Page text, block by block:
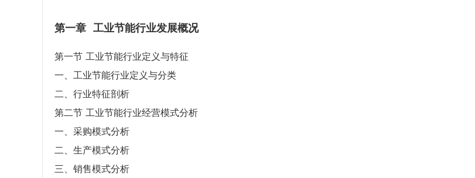
第一章 工业节能行业发展概况
第一节 工业节能行业定义与特征
一、工业节能行业定义与分类
二、行业特征剖析
第二节 工业节能行业经营模式分析
一、采购模式分析
二、生产模式分析
三、销售模式分析